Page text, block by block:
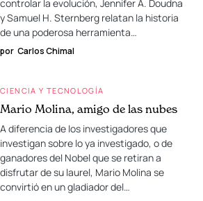
controlar la evolución, Jennifer A. Doudna
y Samuel H. Sternberg relatan la historia
de una poderosa herramienta…
por Carlos Chimal
CIENCIA Y TECNOLOGÍA
Mario Molina, amigo de las nubes
A diferencia de los investigadores que
investigan sobre lo ya investigado, o de
ganadores del Nobel que se retiran a
disfrutar de su laurel, Mario Molina se
convirtió en un gladiador del…